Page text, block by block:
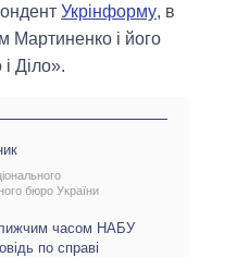
Укрінформу, в
Мартиненко і його
Діло».
бюро України
часом НАБУ
по справі